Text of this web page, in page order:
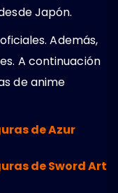
Japón.
Además,
A continuación
de anime
de Azur
de Sword Art